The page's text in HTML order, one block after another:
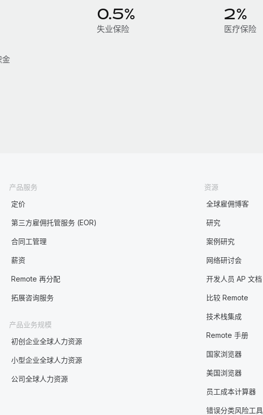
0.5%
失业保险
2%
医疗保险
金
产品服务
定价
第三方雇佣托管服务 (EOR)
合同工管理
薪资
Remote 再分配
拓展咨询服务
产品业务规模
初创企业全球人力资源
小型企业全球人力资源
公司全球人力资源
资源
全球雇佣博客
研究
案例研究
网络研讨会
开发人员 AP 文档
比较 Remote
技术栈集成
Remote 手册
国家浏览器
美国浏览器
员工成本计算器
错误分类风险工具